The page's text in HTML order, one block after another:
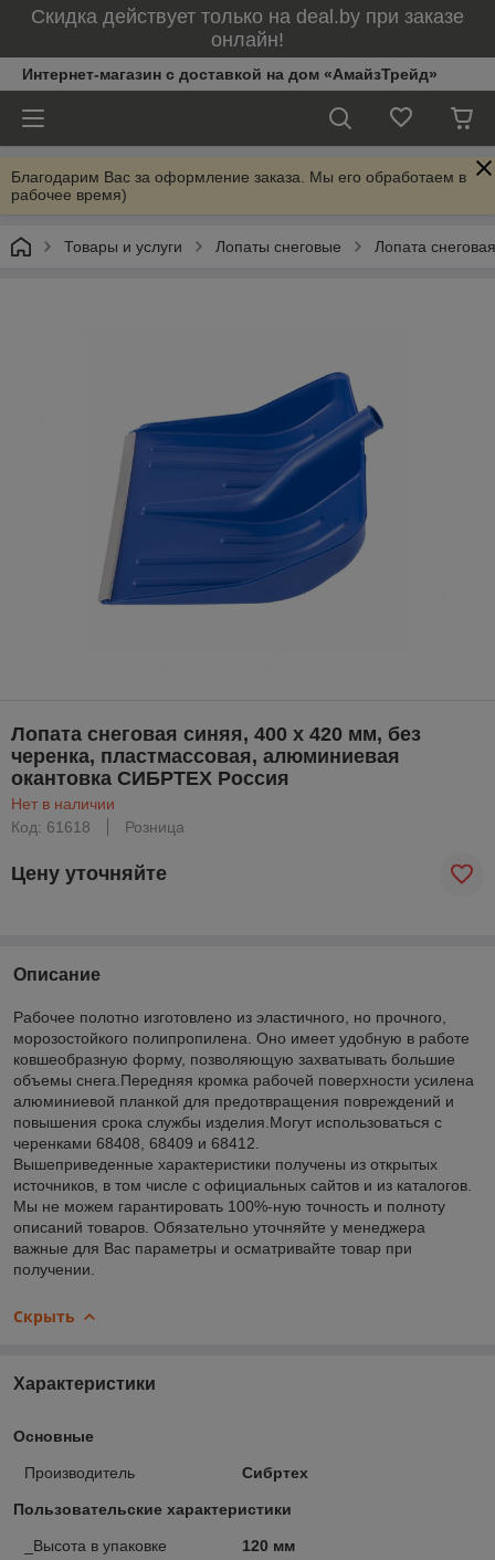
Скидка действует только на deal.by при заказе
онлайн!
Интернет-магазин с доставкой на дом «АмайзТрейд»
Благодарим Вас за оформление заказа. Мы его обработаем в
рабочее время)
Товары и услуги Лопаты снеговые Лопата
Лопата снеговая синяя, 400 х 420 мм, без
черенка, пластмассовая, алюминиевая
окантовка СИБРТЕХ Россия
Нет в наличии
Код: 61618
Розница
Цену уточняйте
Описание
Рабочее полотно изготовлено из эластичного, но прочного,
морозостойкого полипропилена. Оно имеет удобную в работе
ковшеобразную форму, позволяющую захватывать большие
объемы снега.Передняя кромка рабочей поверхности усилена
алюминиевой планкой для предотвращения повреждений и
повышения срока службы изделия.Могут использоваться с
черенками 68408, 68409 и 68412.
Вышеприведенные характеристики получены из открытых
источников, в том числе с официальных сайтов и из каталогов.
Мы не можем гарантировать 100%-ную точность и полноту
описаний товаров. Обязательно уточняйте у менеджера
важные для Вас параметры и осматривайте товар при
получении.
Скрыть
Характеристики
Основные
Производитель Сибртех
Пользовательские характеристики
_Высота в упаковке
120 мм